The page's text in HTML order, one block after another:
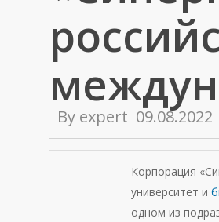
By expert 09.08.2022
Корпорация
университет и
одном из